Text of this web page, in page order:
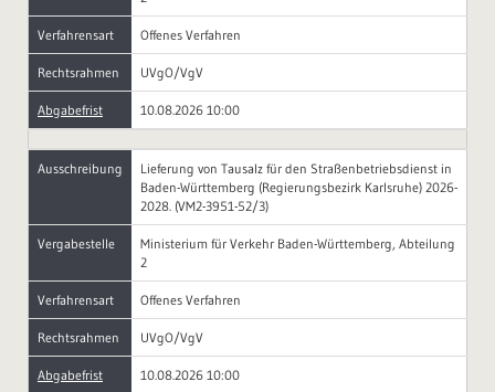
Verfahrensart Offenes Verfahren
Rechtsrahmen UVgO/VgV
Abgabefrist 10.08.2026 10:00
Ausschreibung
Lieferung von Tausalz für den Straßenbetriebsdienst in
Baden-Württemberg (Regierungsbezirk Karlsruhe) 2026-
2028. (VM2-3951-52/3)
Vergabestelle
Ministerium für Verkehr Baden-Württemberg, Abteilung
2
Verfahrensart Offenes Verfahren
Rechtsrahmen UVgO/VgV
Abgabefrist 10.08.2026 10:00